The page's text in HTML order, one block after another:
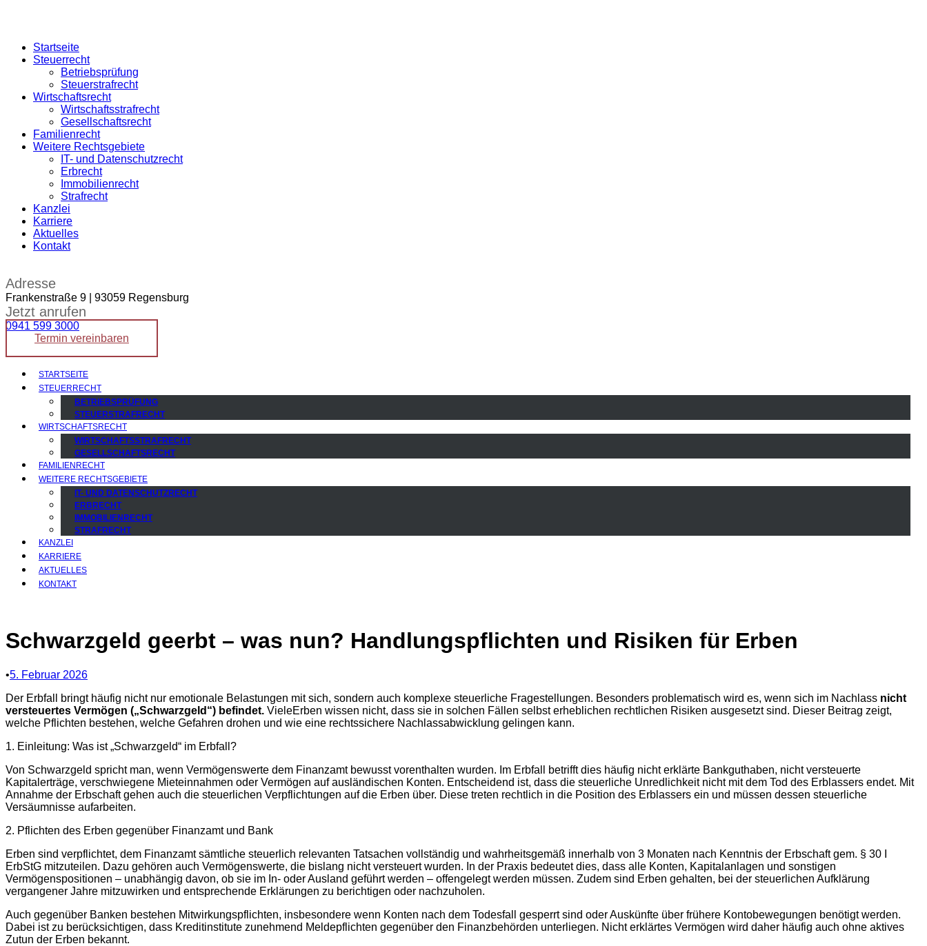
Startseite
Steuerrecht
Betriebsprüfung
Steuerstrafrecht
Wirtschaftsrecht
Wirtschaftsstrafrecht
Gesellschaftsrecht
Familienrecht
Weitere Rechtsgebiete
IT- und Datenschutzrecht
Erbrecht
Immobilienrecht
Strafrecht
Kanzlei
Karriere
Aktuelles
Kontakt
Adresse
Frankenstraße 9 | 93059 Regensburg
Jetzt anrufen
0941 599 3000
Termin vereinbaren
STARTSEITE
STEUERRECHT
BETRIEBSPRÜFUNG
STEUERSTRAFRECHT
WIRTSCHAFTSRECHT
WIRTSCHAFTSSTRAFRECHT
GESELLSCHAFTSRECHT
FAMILIENRECHT
WEITERE RECHTSGEBIETE
IT- UND DATENSCHUTZRECHT
ERBRECHT
IMMOBILIENRECHT
STRAFRECHT
KANZLEI
KARRIERE
AKTUELLES
KONTAKT
Schwarzgeld geerbt – was nun? Handlungspflichten und Risiken für Erben
•5. Februar 2026
Der Erbfall bringt häufig nicht nur emotionale Belastungen mit sich, sondern auch komplexe steuerliche Fragestellungen. Besonders problematisch wird es, wenn sich im Nachlass nicht
versteuertes Vermögen („Schwarzgeld“) befindet. VieleErben wissen nicht, dass sie in solchen Fällen selbst erheblichen rechtlichen Risiken ausgesetzt sind. Dieser Beitrag zeigt,
welche Pflichten bestehen, welche Gefahren drohen und wie eine rechtssichere Nachlassabwicklung gelingen kann.
1. Einleitung: Was ist „Schwarzgeld“ im Erbfall?
Von Schwarzgeld spricht man, wenn Vermögenswerte dem Finanzamt bewusst vorenthalten wurden. Im Erbfall betrifft dies häufig nicht erklärte Bankguthaben, nicht versteuerte
Kapitalerträge, verschwiegene Mieteinnahmen oder Vermögen auf ausländischen Konten. Entscheidend ist, dass die steuerliche Unredlichkeit nicht mit dem Tod des Erblassers endet. Mit
Annahme der Erbschaft gehen auch die steuerlichen Verpflichtungen auf die Erben über. Diese treten rechtlich in die Position des Erblassers ein und müssen dessen steuerliche
Versäumnisse aufarbeiten.
2. Pflichten des Erben gegenüber Finanzamt und Bank
Erben sind verpflichtet, dem Finanzamt sämtliche steuerlich relevanten Tatsachen vollständig und wahrheitsgemäß innerhalb von 3 Monaten nach Kenntnis der Erbschaft gem. § 30 I
ErbStG mitzuteilen. Dazu gehören auch Vermögenswerte, die bislang nicht versteuert wurden. In der Praxis bedeutet dies, dass alle Konten, Kapitalanlagen und sonstigen
Vermögenspositionen – unabhängig davon, ob sie im In- oder Ausland geführt werden – offengelegt werden müssen. Zudem sind Erben gehalten, bei der steuerlichen Aufklärung
vergangener Jahre mitzuwirken und entsprechende Erklärungen zu berichtigen oder nachzuholen.
Auch gegenüber Banken bestehen Mitwirkungspflichten, insbesondere wenn Konten nach dem Todesfall gesperrt sind oder Auskünfte über frühere Kontobewegungen benötigt werden.
Dabei ist zu berücksichtigen, dass Kreditinstitute zunehmend Meldepflichten gegenüber den Finanzbehörden unterliegen. Nicht erklärtes Vermögen wird daher häufig auch ohne aktives
Zutun der Erben bekannt.